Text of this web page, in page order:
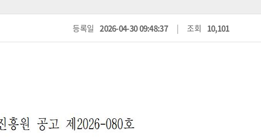
등록일 2026-04-30 09:48:37 조회 10,101